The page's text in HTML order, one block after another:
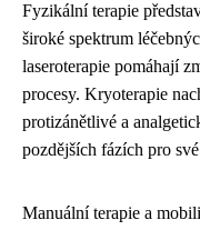
Fyzikální terapie
široké spektrum
laseroterapie pomáhají
procesy. Kryoterapie
protizánětlivé a
pozdějších fázích pro
Manuální terapie a